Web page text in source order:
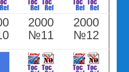
2000
№11
2000
№12